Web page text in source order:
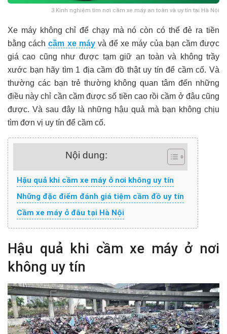
3 Kinh nghiệm tìm nơi cầm xe máy an toàn và uy tín tại Hà Nội
Xe máy không chỉ để chạy mà nó còn có thể đẻ ra tiền
bằng cáchcầm xe máyvà để xe máy của bạn cầm được
giá cao cũng như được tạm giữ an toàn và không trầy
xước bạn hãy tìm 1 địa cầm đồ thật uy tín để cầm cố. Và
thường các bạn trẻ thường không quan tâm đến những
điều này chỉ cần cầm được số tiền cao rồi cầm ở đâu cũng
được. Và sau đây là những hậu quả mà bạn không chịu
tìm đơn vị uy tín để cầm cố.
Nội dung:
Hậu quả khi cầm xe máy ở nơi không uy tín
Những đặc điểm đánh giá tiệm cầm đồ uy tín
Cầm xe máy ở đâu tại Hà Nội
Hậu quả khi cầm xe máy ở nơi
không uy tín